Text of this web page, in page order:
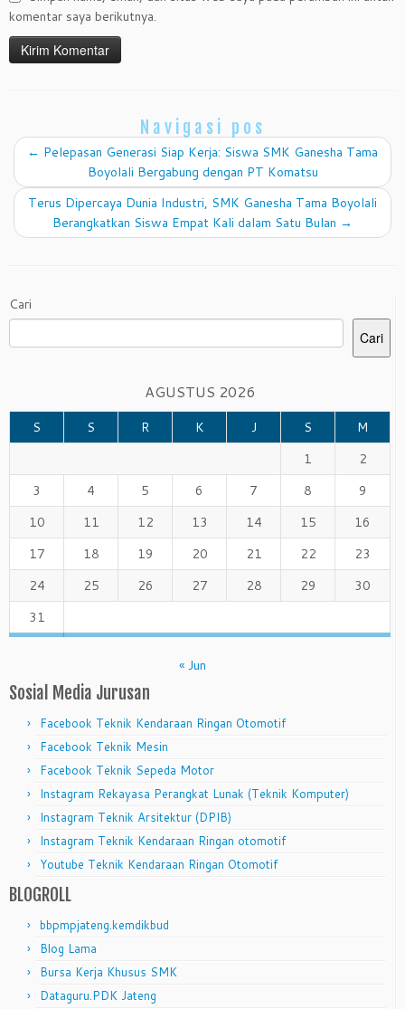
komentar saya berikutnya.
Navigasi pos
← Pelepasan Generasi Siap Kerja: Siswa SMK Ganesha Tama
Boyolali Bergabung dengan PT Komatsu
Terus Dipercaya Dunia Industri, SMK Ganesha Tama Boyolali
Berangkatkan Siswa Empat Kali dalam Satu Bulan →
Cari
Cari
AGUSTUS 2026
S S R K J S
M
1
2
3
4 5 6 7 8
9
10
11 12 13 14 15
16
17
18 19 20 21 22
23
24
25 26 27 28 29
30
31
« Jun
Sosial Media Jurusan
Facebook Teknik Kendaraan Ringan Otomotif
Facebook Teknik Mesin
Facebook Teknik Sepeda Motor
Instagram Rekayasa Perangkat Lunak (Teknik Komputer)
Instagram Teknik Arsitektur (DPIB)
Instagram Teknik Kendaraan Ringan otomotif
Youtube Teknik Kendaraan Ringan Otomotif
BLOGROLL
bbpmpjateng.kemdikbud
Blog Lama
Bursa Kerja Khusus SMK
Dataguru.PDK Jateng